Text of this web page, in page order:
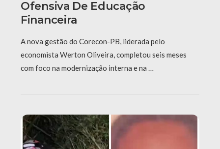
Ofensiva De Educação
Financeira
A nova gestão do Corecon-PB, liderada pelo
economista Werton Oliveira, completou seis meses
com foco na modernização interna e na …